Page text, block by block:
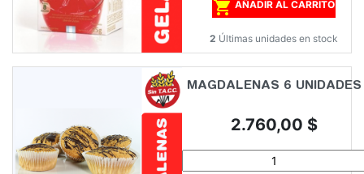
 AÑADIR AL CARRITO
2 Últimas unidades en stock
MAGDALENAS 6 UNIDADES
Precio
2.760,00 $